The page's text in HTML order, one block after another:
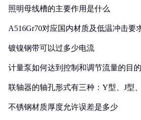
照明母线槽的主要作用是什么
A516Gr70对应国内材质及低温冲击要
镀镍钢带可以过多少电流
计量泵如何达到控制和调节流量的目的
联轴器的轴孔形式有三种：Y型、J型
不锈钢材质厚度允许误差是多少